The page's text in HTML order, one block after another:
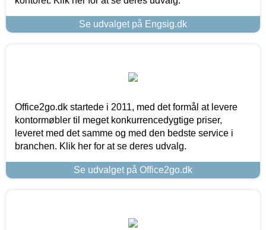
Se udvalget på Engsig.dk
Office2go.dk startede i 2011, med det formål at levere
kontormøbler til meget konkurrencedygtige priser,
leveret med det samme og med den bedste service i
branchen. Klik her for at se deres udvalg.
Se udvalget på Office2go.dk